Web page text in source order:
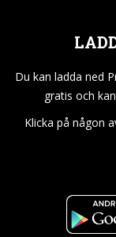
Du kan ladda ned
gratis och
Klicka på någon